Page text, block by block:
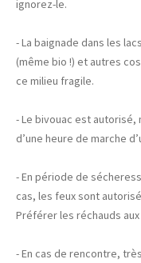
ignorez-le.
- La baignade dans les
(même bio !) et autres
ce milieu fragile.
- Le bivouac est autorisé,
d’une heure de marche
- En période de
cas, les feux sont
Préférer les réchauds
- En cas de rencontre,